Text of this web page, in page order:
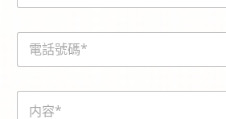
a
電
號
内